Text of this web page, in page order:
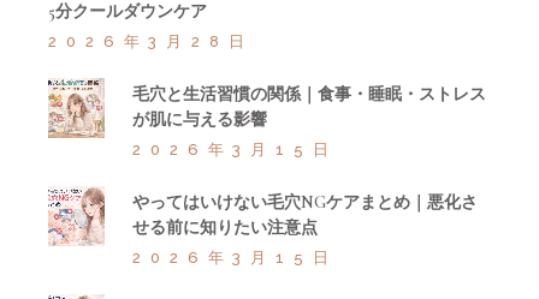
5分クールダウンケア
2026年3月28日
毛穴と生活習慣の関係｜食事・睡眠・ストレス
が肌に与える影響
2026年3月15日
やってはいけない毛穴NGケアまとめ｜悪化さ
せる前に知りたい注意点
2026年3月15日